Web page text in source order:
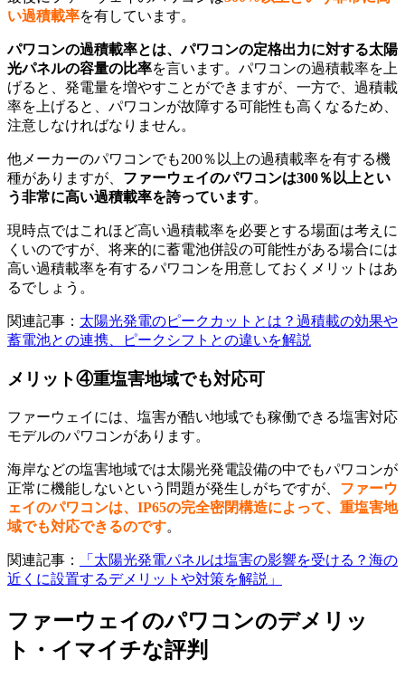
い過積載率を有しています。
パワコンの過積載率とは、パワコンの定格出力に対する太陽
光パネルの容量の比率を言います。パワコンの過積載率を上
げると、発電量を増やすことができますが、一方で、過積載
率を上げると、パワコンが故障する可能性も高くなるため、
注意しなければなりません。
他メーカーのパワコンでも200％以上の過積載率を有する機
種がありますが、 ファーウェイのパワコンは300％以上とい
う非常に高い過積載率を誇っています。
現時点ではこれほど高い過積載率を必要とする場面は考えに
くいのですが、将来的に蓄電池併設の可能性がある場合には
高い過積載率を有するパワコンを用意しておくメリットはあ
るでしょう。
関連記事： 太陽光発電のピークカットとは？過積載の効果や
蓄電池との連携、ピークシフトとの違いを解説
メリット④重塩害地域でも対応可
ファーウェイには、塩害が酷い地域でも稼働できる塩害対応
モデルのパワコンがあります。
海岸などの塩害地域では太陽光発電設備の中でもパワコンが
正常に機能しないという問題が発生しがちですが、 ファーウ
ェイのパワコンは、IP65の完全密閉構造によって、重塩害地
域でも対応できるのです。
関連記事：
「太陽光発電パネルは塩害の影響を受ける？海の
近くに設置するデメリットや対策を解説」
ファーウェイのパワコンのデメリッ
ト・イマイチな評判